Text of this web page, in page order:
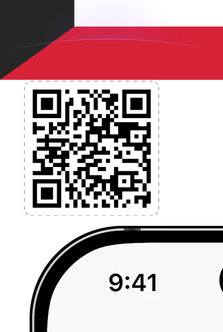
l'argent à l'étranger sans frais cachés. Téléchargez
l'application dès aujourd'hui !